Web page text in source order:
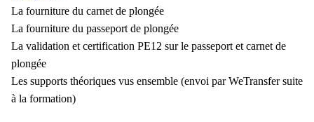
La fourniture du carnet de plongée
La fourniture du passeport de plongée
La validation et certification PE12 sur le passeport et carnet de
plongée
Les supports théoriques vus ensemble (envoi par WeTransfer suite
à la formation)